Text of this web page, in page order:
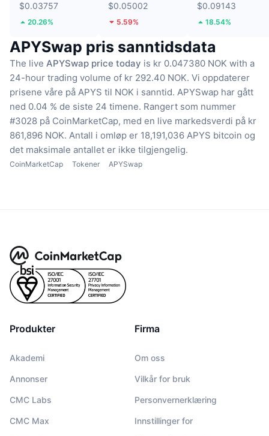
$0.03757
20.26%
$0.05002
5.59%
$0.09143
18.54%
APYSwap pris sanntidsdata
The live APYSwap price today is kr 0.047380 NOK with a
24-hour trading volume of kr 292.40 NOK. Vi oppdaterer
prisene våre på APYS til NOK i sanntid. APYSwap har gått
ned 0.04 % de siste 24 timene. Rangert som nummer
#3028 på CoinMarketCap, med en live markedsverdi på kr
861,896 NOK. Antall i omløp er 18,191,036 APYS bitcoin og
det maksimale antallet er ikke tilgjengelig.
CoinMarketCap Tokener APYSwap
Produkter
Akademi
Annonser
CMC Labs
CMC Max
Firma
Om oss
Vilkår for bruk
Personvernerklæring
Innstillinger for